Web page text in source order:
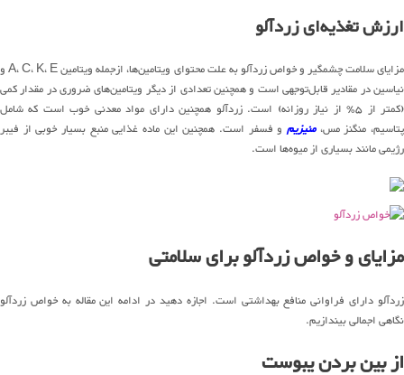
ارزش تغذیه‌ای زردآلو
مزایای سلامت چشمگیر و خواص زردآلو به علت محتوای ویتامین‌ها، ازجمله ویتامین A، C، K، E و
نیاسین در مقادیر قابل‌توجهی است و همچنین تعدادی از دیگر ویتامین‌های ضروری در مقدار کمی
(کمتر از ۵٪ از نیاز روزانه) است. زردآلو همچنین دارای مواد معدنی خوب است که شامل
پتاسیم، منگنز مس،منیزیم و فسفر است. همچنین این ماده غذایی منبع بسیار خوبی از فیبر
رژیمی مانند بسیاری از میوه‌ها است.
مزایای و خواص زردآلو برای سلامتی
زردآلو دارای فراوانی منافع بهداشتی است. اجازه دهید در ادامه این مقاله به خواص زردآلو
نگاهی اجمالی بیندازیم.
از بین بردن یبوست